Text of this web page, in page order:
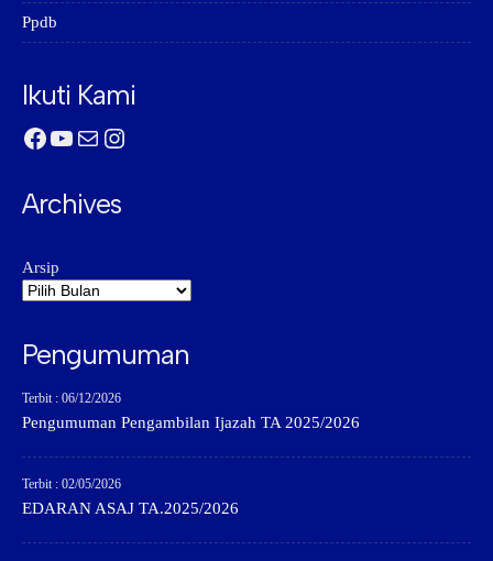
Ppdb
Ikuti Kami
Facebook
YouTube
MailInstagram
Archives
Arsip
Pengumuman
Terbit : 06/12/2026
Pengumuman Pengambilan Ijazah TA 2025/2026
Terbit : 02/05/2026
EDARAN ASAJ TA.2025/2026